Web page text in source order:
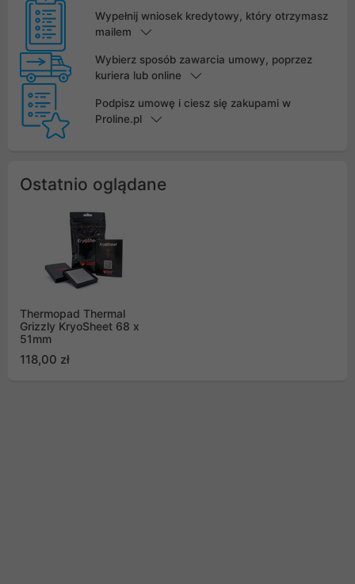
Wypełnij wniosek kredytowy, który otrzymasz
mailem
Wybierz sposób zawarcia umowy, poprzez
kuriera lub online
Podpisz umowę i ciesz się zakupami w
Proline.pl
Ostatnio oglądane
Thermopad Thermal
Grizzly KryoSheet 68 x
51mm
118,00 zł